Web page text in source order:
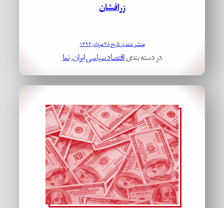
زرافشان
منتشر شده در تاریخ ۲۸ مرداد, ۱۳۹۲
در دسته بندیاقتصاد سیاسی ایران, نما